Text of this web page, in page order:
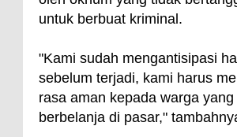
untuk berbuat kriminal.
"Kami sudah mengantisipasi
sebelum terjadi, kami harus
rasa aman kepada warga
berbelanja di pasar,"